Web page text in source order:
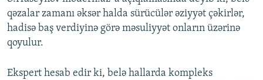
qəzalar zamanı əksər halda sürücülər əziyyət çəkirlər,
hadisə baş verdiyinə görə məsuliyyət onların üzərinə
qoyulur.
Ekspert hesab edir ki, belə hallarda kompleks